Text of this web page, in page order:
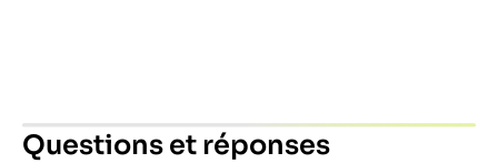
Questions et réponses